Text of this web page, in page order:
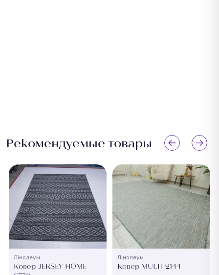
Рекомендуемые товары
Лінолеум
Ковер JERSEY HOME
Лінолеум
Ковер MULTI 2144